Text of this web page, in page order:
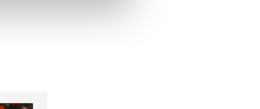
anbieten zu können
diese Informationen
Rahmen Ihrer Nutzung